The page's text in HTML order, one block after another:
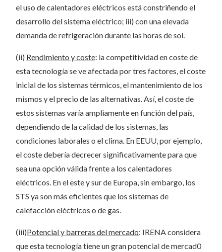
el uso de calentadores eléctricos está constriñendo el
desarrollo del sistema eléctrico; iii) con una elevada
demanda de refrigeración durante las horas de sol.
(ii) Rendimiento y coste: la competitividad en coste de
esta tecnología se ve afectada por tres factores, el coste
inicial de los sistemas térmicos, el mantenimiento de los
mismos y el precio de las alternativas. Así, el coste de
estos sistemas varía ampliamente en función del país,
dependiendo de la calidad de los sistemas, las
condiciones laborales o el clima. En EEUU, por ejemplo,
el coste debería decrecer significativamente para que
sea una opción válida frente a los calentadores
eléctricos. En el este y sur de Europa, sin embargo, los
STS ya son más eficientes que los sistemas de
calefacción eléctricos o de gas.
(iii)Potencial y barreras del mercado: IRENA considera
que esta tecnología tiene un gran potencial de mercad0